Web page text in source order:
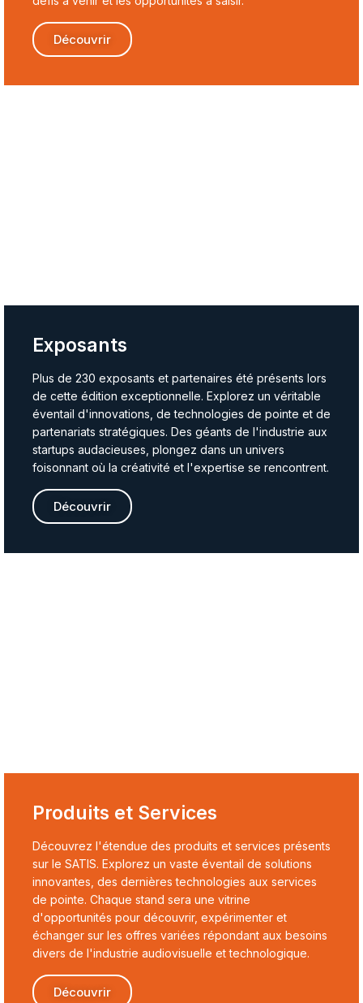
Découvrir
Exposants
Plus de 230 exposants et partenaires été présents lors
de cette édition exceptionnelle. Explorez un véritable
éventail d'innovations, de technologies de pointe et de
partenariats stratégiques. Des géants de l'industrie aux
startups audacieuses, plongez dans un univers
foisonnant où la créativité et l'expertise se rencontrent.
Découvrir
Produits et Services
Découvrez l'étendue des produits et services présents
sur le SATIS. Explorez un vaste éventail de solutions
innovantes, des dernières technologies aux services
de pointe. Chaque stand sera une vitrine
d'opportunités pour découvrir, expérimenter et
échanger sur les offres variées répondant aux besoins
divers de l'industrie audiovisuelle et technologique.
Découvrir